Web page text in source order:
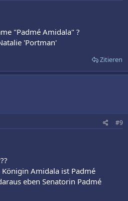
"Padmé Amidala" ?
'Portman'
Zitieren
#9
Amidala ist Padmé
eben Senatorin Padmé